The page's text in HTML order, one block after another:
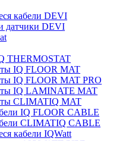
кабели DEVI
датчики DEVI
THERMOSTAT
IQ FLOOR MAT
IQ FLOOR MAT PRO
IQ LAMINATE MAT
CLIMATIQ MAT
IQ FLOOR CABLE
CLIMATIQ CABLE
кабели IQWatt